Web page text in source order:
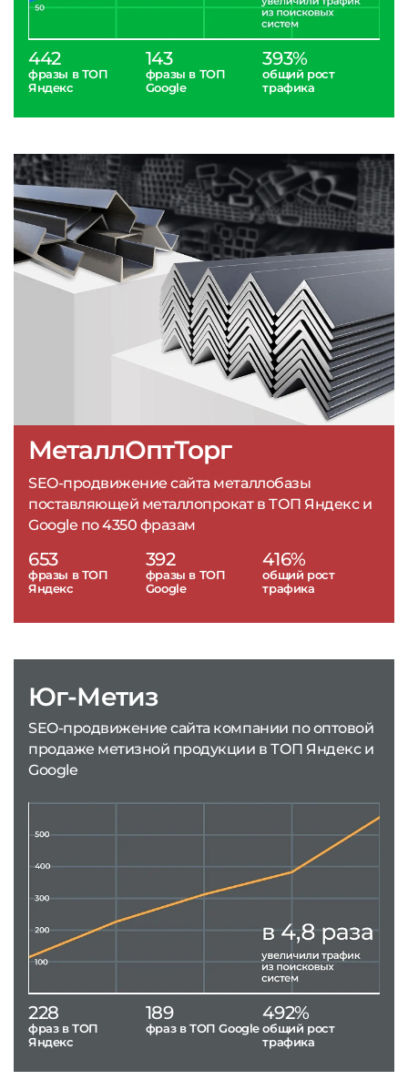
МеталлОптТорг
SEO-продвижение сайта металлобазы
поставляющей металлопрокат в ТОП Яндекс и
Google по 4350 фразам
653
фразы в ТОП
Яндекс
392
фразы в ТОП
Google
416%
общий рост
трафика
442
фразы в ТОП
Яндекс
143
фразы в ТОП
Google
393%
общий рост
трафика
Юг-Метиз
SEO-продвижение сайта компании по оптовой
продаже метизной продукции в ТОП Яндекс и
Google
228
фраз в ТОП
Яндекс
189
фраз в ТОП Google
492%
общий рост
трафика